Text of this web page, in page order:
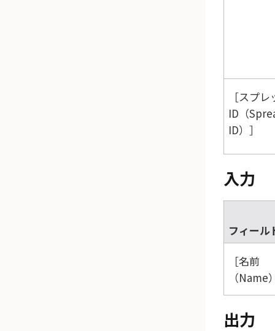
スプレ
ID（
ID）
入力
フィール
名前
（Name
出力